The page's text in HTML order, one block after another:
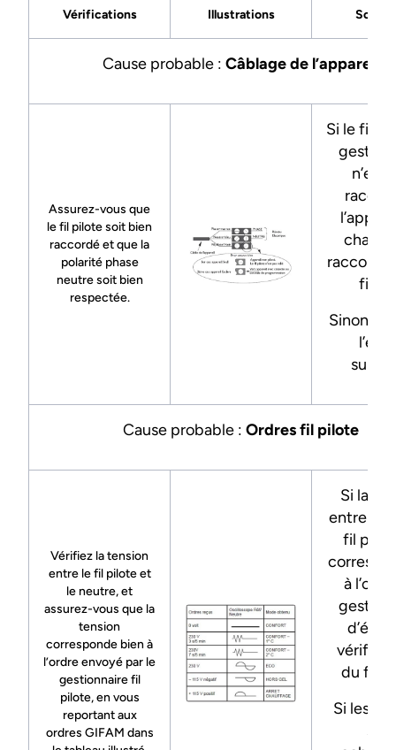
Vérifications Illustrations
Cause probable : Câblage de l’appareil
Assurez-vous que
le fil pilote soit bien
raccordé et que la
polarité phase
neutre soit bien
respectée.
Si le fil
n’est
fil
Sinon,
Cause probable : Ordres fil pilote
Vérifiez la tension
entre le fil pilote et
le neutre, et
assurez-vous que la
tension
corresponde bien à
l’ordre envoyé par le
gestionnaire fil
pilote, en vous
reportant aux
ordres GIFAM dans
Si la
entre
fil
à
vérifiez
du fil
Si les